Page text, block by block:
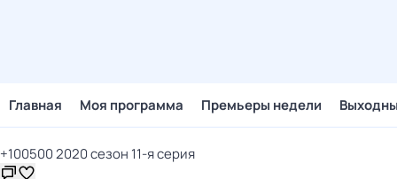
Главная Моя программа Премьеры недели
+100500 2020 сезон 11-я серия